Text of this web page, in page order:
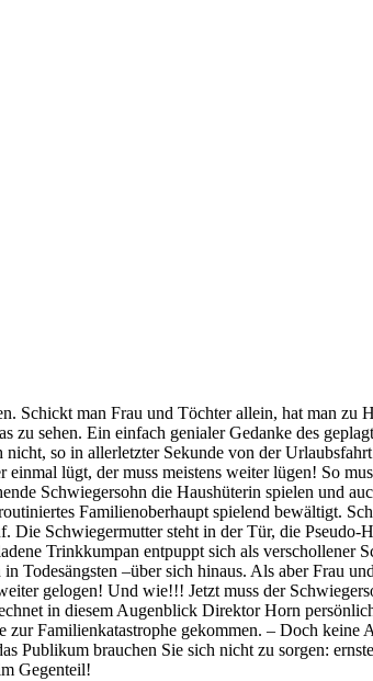
Schickt man Frau und Töchter allein, hat man zu
sehen. Ein einfach genialer Gedanke des
so in allerletzter Sekunde von der
lügt, der muss meistens weiter lügen! So
Schwiegersohn die Haushüterin spielen und
Familienoberhaupt spielend bewältigt.
Die Schwiegermutter steht in der Tür, die Pseudo-
Trinkkumpan entpuppt sich als verschollener
Todesängsten –über sich hinaus. Als aber Frau
gelogen! Und wie!!! Jetzt muss der
in diesem Augenblick Direktor Horn
Familienkatastrophe gekommen. – Doch keine
Publikum brauchen Sie sich nicht zu sorgen:
Gegenteil!